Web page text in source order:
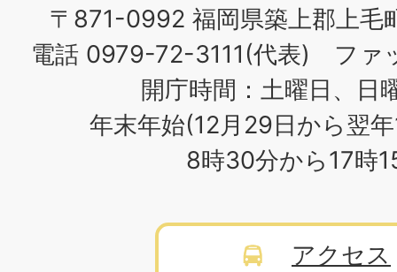
〒871-0992 福岡県築上郡上毛
電話 0979-72-3111(代表) ファ
開庁時間：土曜日、日
年末年始(12月29日から翌
8時30分から17時
アクセス